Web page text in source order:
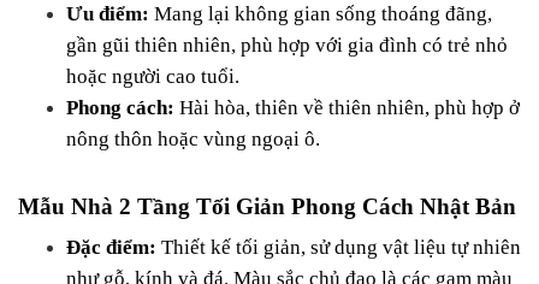
Ưu điểm: Mang lại không gian sống thoáng đãng,
gần gũi thiên nhiên, phù hợp với gia đình có trẻ nhỏ
hoặc người cao tuổi.
Phong cách: Hài hòa, thiên về thiên nhiên, phù hợp ở
nông thôn hoặc vùng ngoại ô.
Mẫu Nhà 2 Tầng Tối Giản Phong Cách Nhật Bản
Đặc điểm: Thiết kế tối giản, sử dụng vật liệu tự nhiên
như gỗ, kính và đá. Màu sắc chủ đạo là các gam màu